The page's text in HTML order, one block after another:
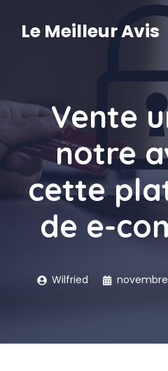
contenu
Le Meilleur Avis
Vente
notre
cette
de e-
Wilfried novembre